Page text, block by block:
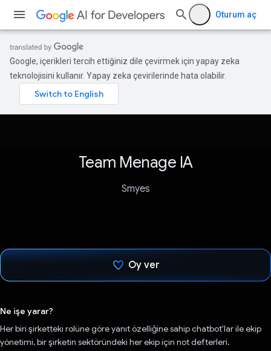
Oturum aç
Google, içerikleri tercih ettiğiniz dile çevirmek için yapay zeka
teknolojisini kullanır. Yapay zeka çevirilerinde hata olabilir.
Team Menage IA
Smyes
Oy ver
Ne işe yarar?
Her biri şirketteki rolüne göre yanıt özelliğine sahip chatbot'lar ile ekip
yönetimi, bir şirketin sektöründeki her ekip için not defterleri.